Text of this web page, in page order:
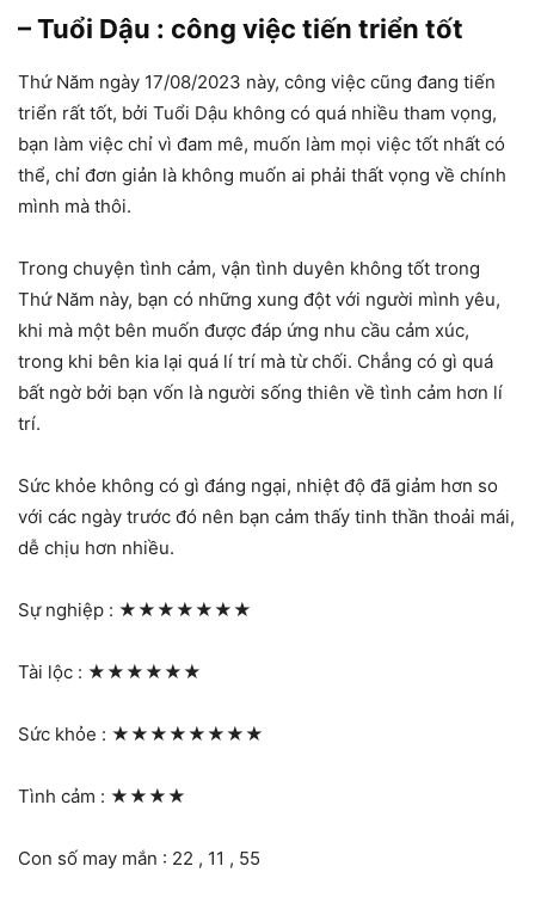
– Tuổi Dậu : công việc tiến triển tốt
Thứ Năm ngày 17/08/2023 này, công việc cũng đang tiến
triển rất tốt, bởi Tuổi Dậu không có quá nhiều tham vọng,
bạn làm việc chỉ vì đam mê, muốn làm mọi việc tốt nhất có
thể, chỉ đơn giản là không muốn ai phải thất vọng về chính
mình mà thôi.
Trong chuyện tình cảm, vận tình duyên không tốt trong
Thứ Năm này, bạn có những xung đột với người mình yêu,
khi mà một bên muốn được đáp ứng nhu cầu cảm xúc,
trong khi bên kia lại quá lí trí mà từ chối. Chẳng có gì quá
bất ngờ bởi bạn vốn là người sống thiên về tình cảm hơn lí
trí.
Sức khỏe không có gì đáng ngại, nhiệt độ đã giảm hơn so
với các ngày trước đó nên bạn cảm thấy tinh thần thoải mái,
dễ chịu hơn nhiều.
Sự nghiệp : ★★★★★★★
Tài lộc : ★★★★★★
Sức khỏe : ★★★★★★★★
Tình cảm : ★★★★
Con số may mắn : 22 , 11 , 55